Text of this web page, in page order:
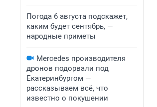
Погода 6 августа подскажет,
каким будет сентябрь, —
народные приметы
Mercedes производителя
дронов подорвали под
Екатеринбургом —
рассказываем всё, что
известно о покушении